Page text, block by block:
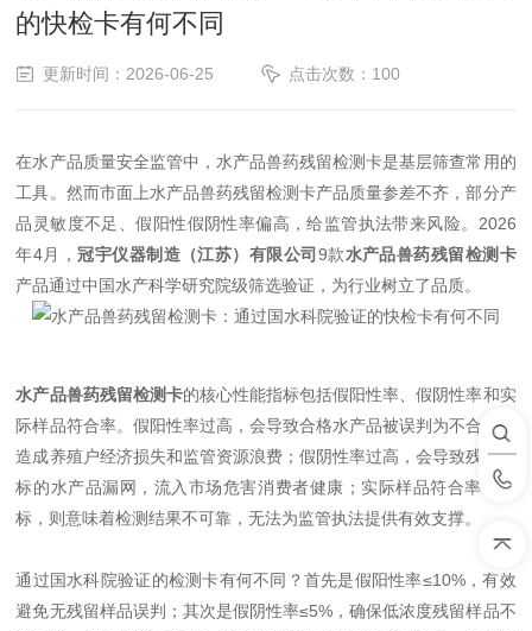
的快检卡有何不同
更新时间：2026-06-25 点击次数：100
在水产品质量安全监管中，水产品兽药残留检测卡是基层筛查常用的
工具。然而市面上水产品兽药残留检测卡产品质量参差不齐，部分产
品灵敏度不足、假阳性假阴性率偏高，给监管执法带来风险。2026
年4月，冠宇仪器制造（江苏）有限公司 9款水产品兽药残留检测卡
产品通过中国水产科学研究院级筛选验证，为行业树立了品质。
水产品兽药残留检测卡的核心性能指标包括假阳性率、假阴性率和实
际样品符合率。假阳性率过高，会导致合格水产品被误判为不合格，
造成养殖户经济损失和监管资源浪费；假阴性率过高，会导致残留超
标的水产品漏网，流入市场危害消费者健康；实际样品符合率不达
标，则意味着检测结果不可靠，无法为监管执法提供有效支撑。
通过国水科院验证的检测卡有何不同？首先是假阳性率≤10%，有效
避免无残留样品误判；其次是假阴性率≤5%，确保低浓度残留样品不